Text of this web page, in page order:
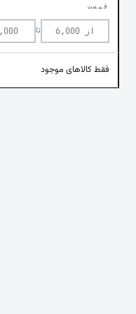
قیمت
تا
فقط کالاهای موجود